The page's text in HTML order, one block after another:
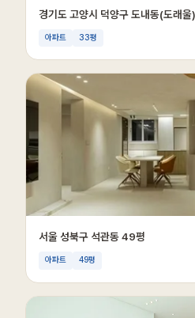
경기도 고양시 덕양구 도내동(도래
아파트 33평
서울 성북구 석관동 49평
아파트 49평